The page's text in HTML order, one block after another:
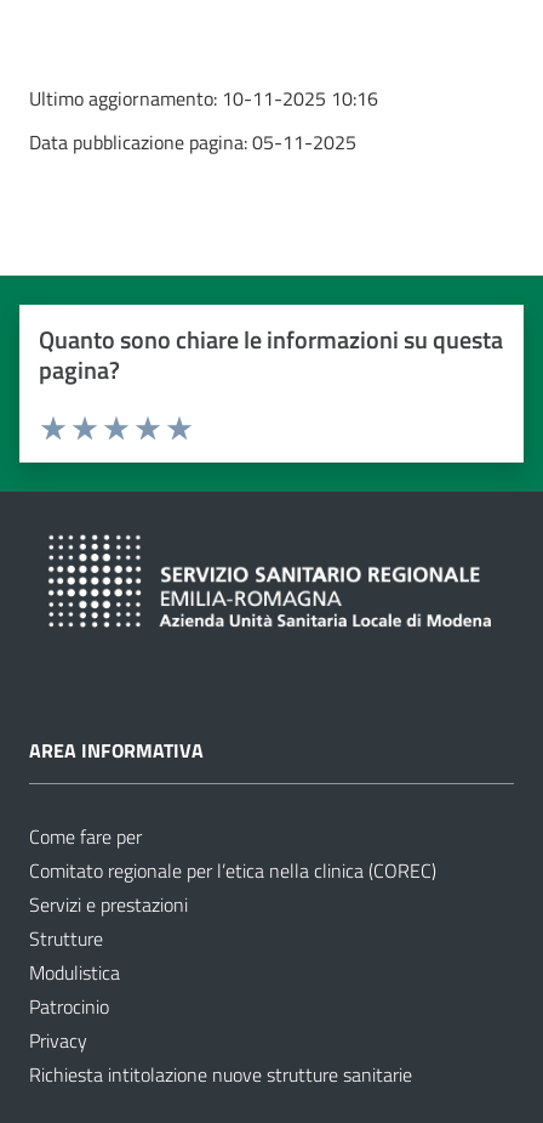
Ultimo aggiornamento: 10-11-2025 10:16
Data pubblicazione pagina:05-11-2025
Quanto sono chiare le informazioni su questa
pagina?
Valuta da 1 a 5 stelle
Valuta 5 stelle su 5
Valuta 4 stelle su 5
Valuta 3 stelle su 5
Valuta 2 stelle su 5
Valuta 1 stelle su 5
AREA INFORMATIVA
Come fare per
Comitato regionale per l’etica nella clinica (COREC)
Servizi e prestazioni
Strutture
Modulistica
Patrocinio
Privacy
Richiesta intitolazione nuove strutture sanitarie